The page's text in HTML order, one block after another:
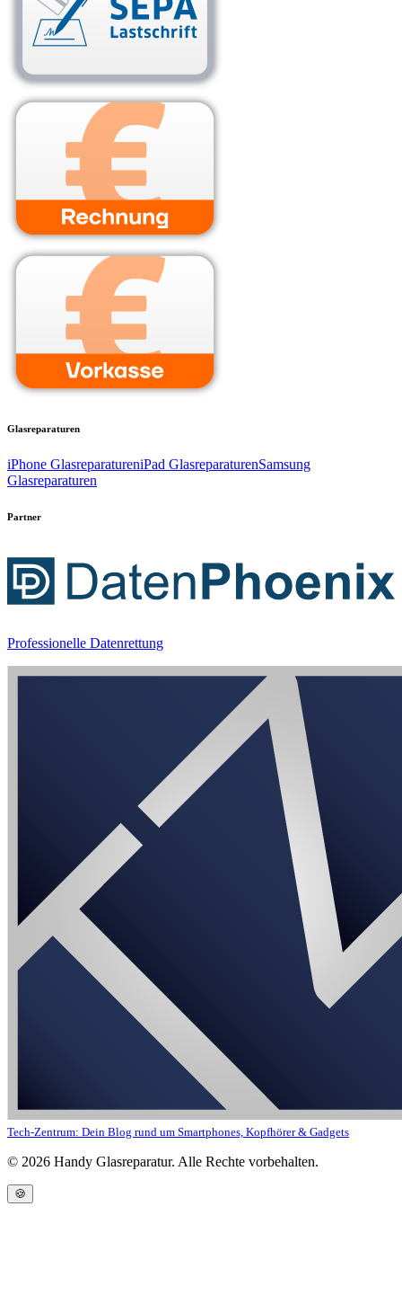
Glasreparaturen
iPhone GlasreparatureniPad GlasreparaturenSamsung
Glasreparaturen
Partner
Professionelle Datenrettung
Tech-Zentrum: Dein Blog rund um Smartphones, Kopfhörer & Gadgets
© 2026 Handy Glasreparatur. Alle Rechte vorbehalten.
🍪